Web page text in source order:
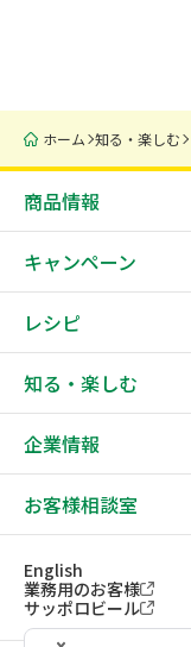
ホーム 知る・楽しむ
商品情報
キャンペーン
レシピ
知る・楽しむ
企業情報
お客様相談室
English
業務用のお客様
サッポロビール